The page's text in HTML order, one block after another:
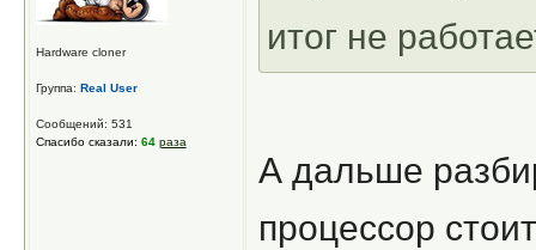
Hardware cloner
Группа: Real User
Сообщений: 531
Спасибо сказали: 64 раза
итог не
А дальше
процессор